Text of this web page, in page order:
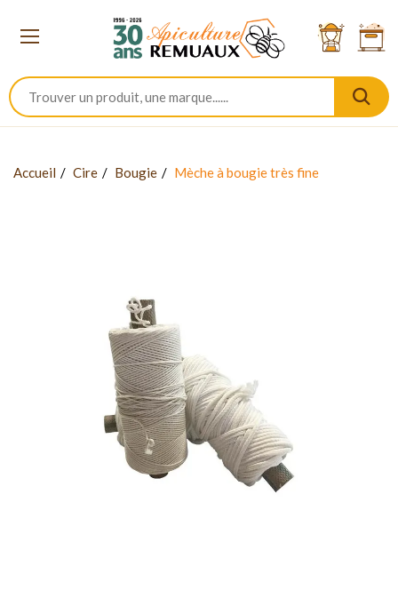
Accueil Cire Bougie Mèche à bougie très fine